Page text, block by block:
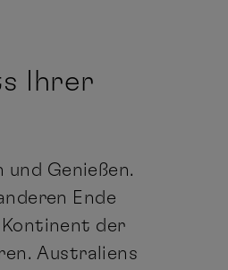
Ihrer
und Genießen.
Ende
Kontinent der
Australiens